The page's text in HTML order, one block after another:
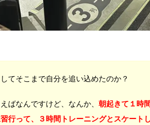
てそこまで自分を追い込めたのか？
ばなんですけど、なんか、 朝起きて１時
行って、３時間トレーニングとスケート